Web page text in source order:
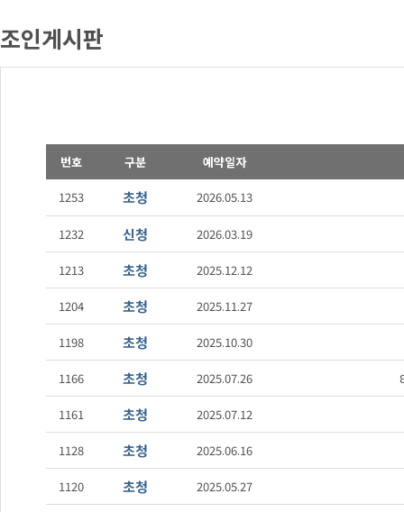
조인게시판
번호 구분 예약일자
1253 초청 2026.05.13
1232 신청 2026.03.19
1213 초청 2025.12.12
1204 초청 2025.11.27
1198 초청 2025.10.30
1166 초청 2025.07.26
1161 초청 2025.07.12
1128 초청 2025.06.16
1120 초청 2025.05.27